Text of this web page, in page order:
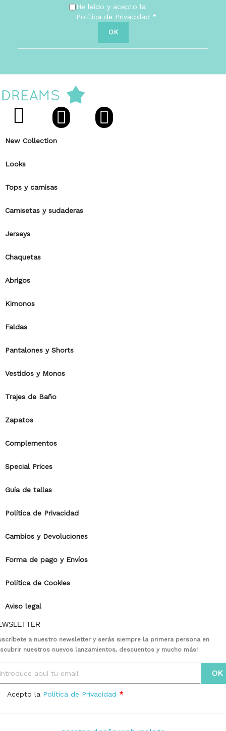
He leído y acepto la
Política de Privacidad *
New Collection
Looks
Tops y camisas
Camisetas y sudaderas
Jerseys
Chaquetas
Abrigos
Kimonos
Faldas
Pantalones y Shorts
Vestidos y Monos
Trajes de Baño
Zapatos
Complementos
Special Prices
Guía de tallas
Política de Privacidad
Cambios y Devoluciones
Forma de pago y Envíos
Política de Cookies
Aviso legal
a nuestro newsletter y serás siempre la primera persona en
nuestros nuevos lanzamientos, descuentos y mucho más!
Acepto la Política de Privacidad *